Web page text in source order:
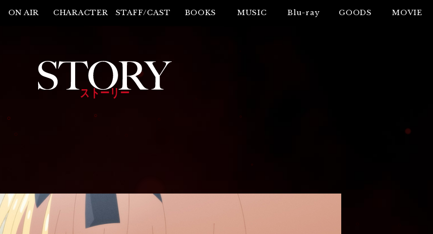
ON AIR CHARACTER STAFF/CAST BOOKS MUSIC Blu-ray GOODS MOVIE
ストーリー